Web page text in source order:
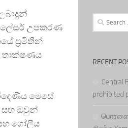
ලේසර් උපකරණ
ප්‍රමිතීන්
තාක්ෂණය
මෙසේ
සහ ඔවුන්
ගෝලීය
Search
for:
RECENT
Central
prohibited